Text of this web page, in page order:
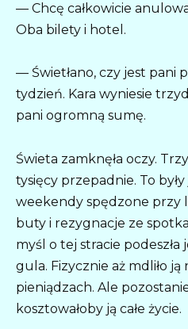
— Chcę całkowicie
Oba bilety i hotel.
— Świetłano, czy jest pani
tydzień. Kara wyniesie
pani ogromną sumę.
Świeta zamknęła oczy.
tysięcy przepadnie. To
weekendy spędzone przy
buty i rezygnacje ze
myśl o tej stracie podeszła
gula. Fizycznie aż mdliło ją
pieniądzach. Ale
kosztowałoby ją całe życie.